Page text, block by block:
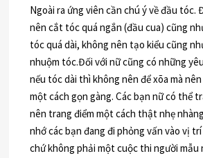
Ngoài ra ứng viên cần chú ý về đầu tóc.
nên cắt tóc quá ngắn (đầu cua) cũng
tóc quá dài, không nên tạo kiểu cũng
nhuộm tóc.Đối với nữ cũng có những
nếu tóc dài thì không nên để xõa mà
một cách gọn gàng. Các bạn nữ có thể
nên trang điểm một cách thật nhẹ
nhớ các bạn đang đi phỏng vấn vào vị
chứ không phải một cuộc thi người mẫu